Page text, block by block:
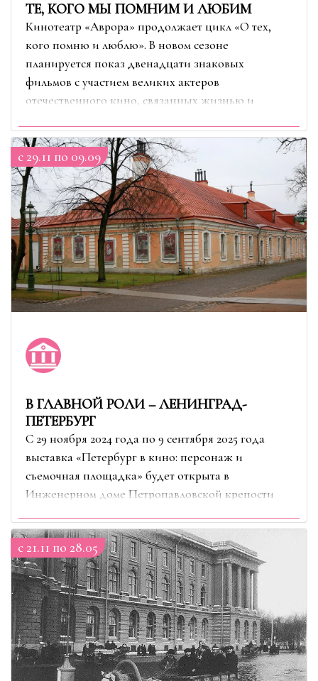
ТЕ, КОГО МЫ ПОМНИМ И ЛЮБИМ
Кинотеатр «Аврора» продолжает цикл «О тех,
кого помню и люблю». В новом сезоне
планируется показ двенадцати знаковых
фильмов с участием великих актеров
отечественного кино, связанных жизнью и
c 29.11 по 09.09
В ГЛАВНОЙ РОЛИ – ЛЕНИНГРАД-
ПЕТЕРБУРГ
С 29 ноября 2024 года по 9 сентября 2025 года
выставка «Петербург в кино: персонаж и
съемочная площадка» будет открыта в
Инженерном доме Петропавловской крепости
c 21.11 по 28.05